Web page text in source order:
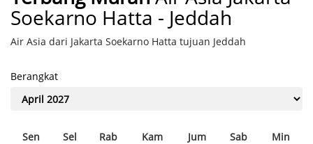
Soekarno Hatta - Jeddah
Air Asia dari Jakarta Soekarno Hatta tujuan Jeddah
Berangkat
Sen Sel Rab Kam Jum Sab Min